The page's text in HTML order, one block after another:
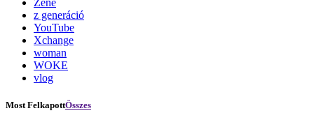
Zene
z generáció
YouTube
Xchange
woman
WOKE
vlog
Most FelkapottÖsszes